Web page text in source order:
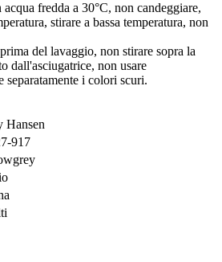
fredda a 30°C, non candeggiare,
stirare a bassa temperatura, non
del lavaggio, non stirare sopra la
dall'asciugatrice, non usare
separatamente i colori scuri.
Hansen
917